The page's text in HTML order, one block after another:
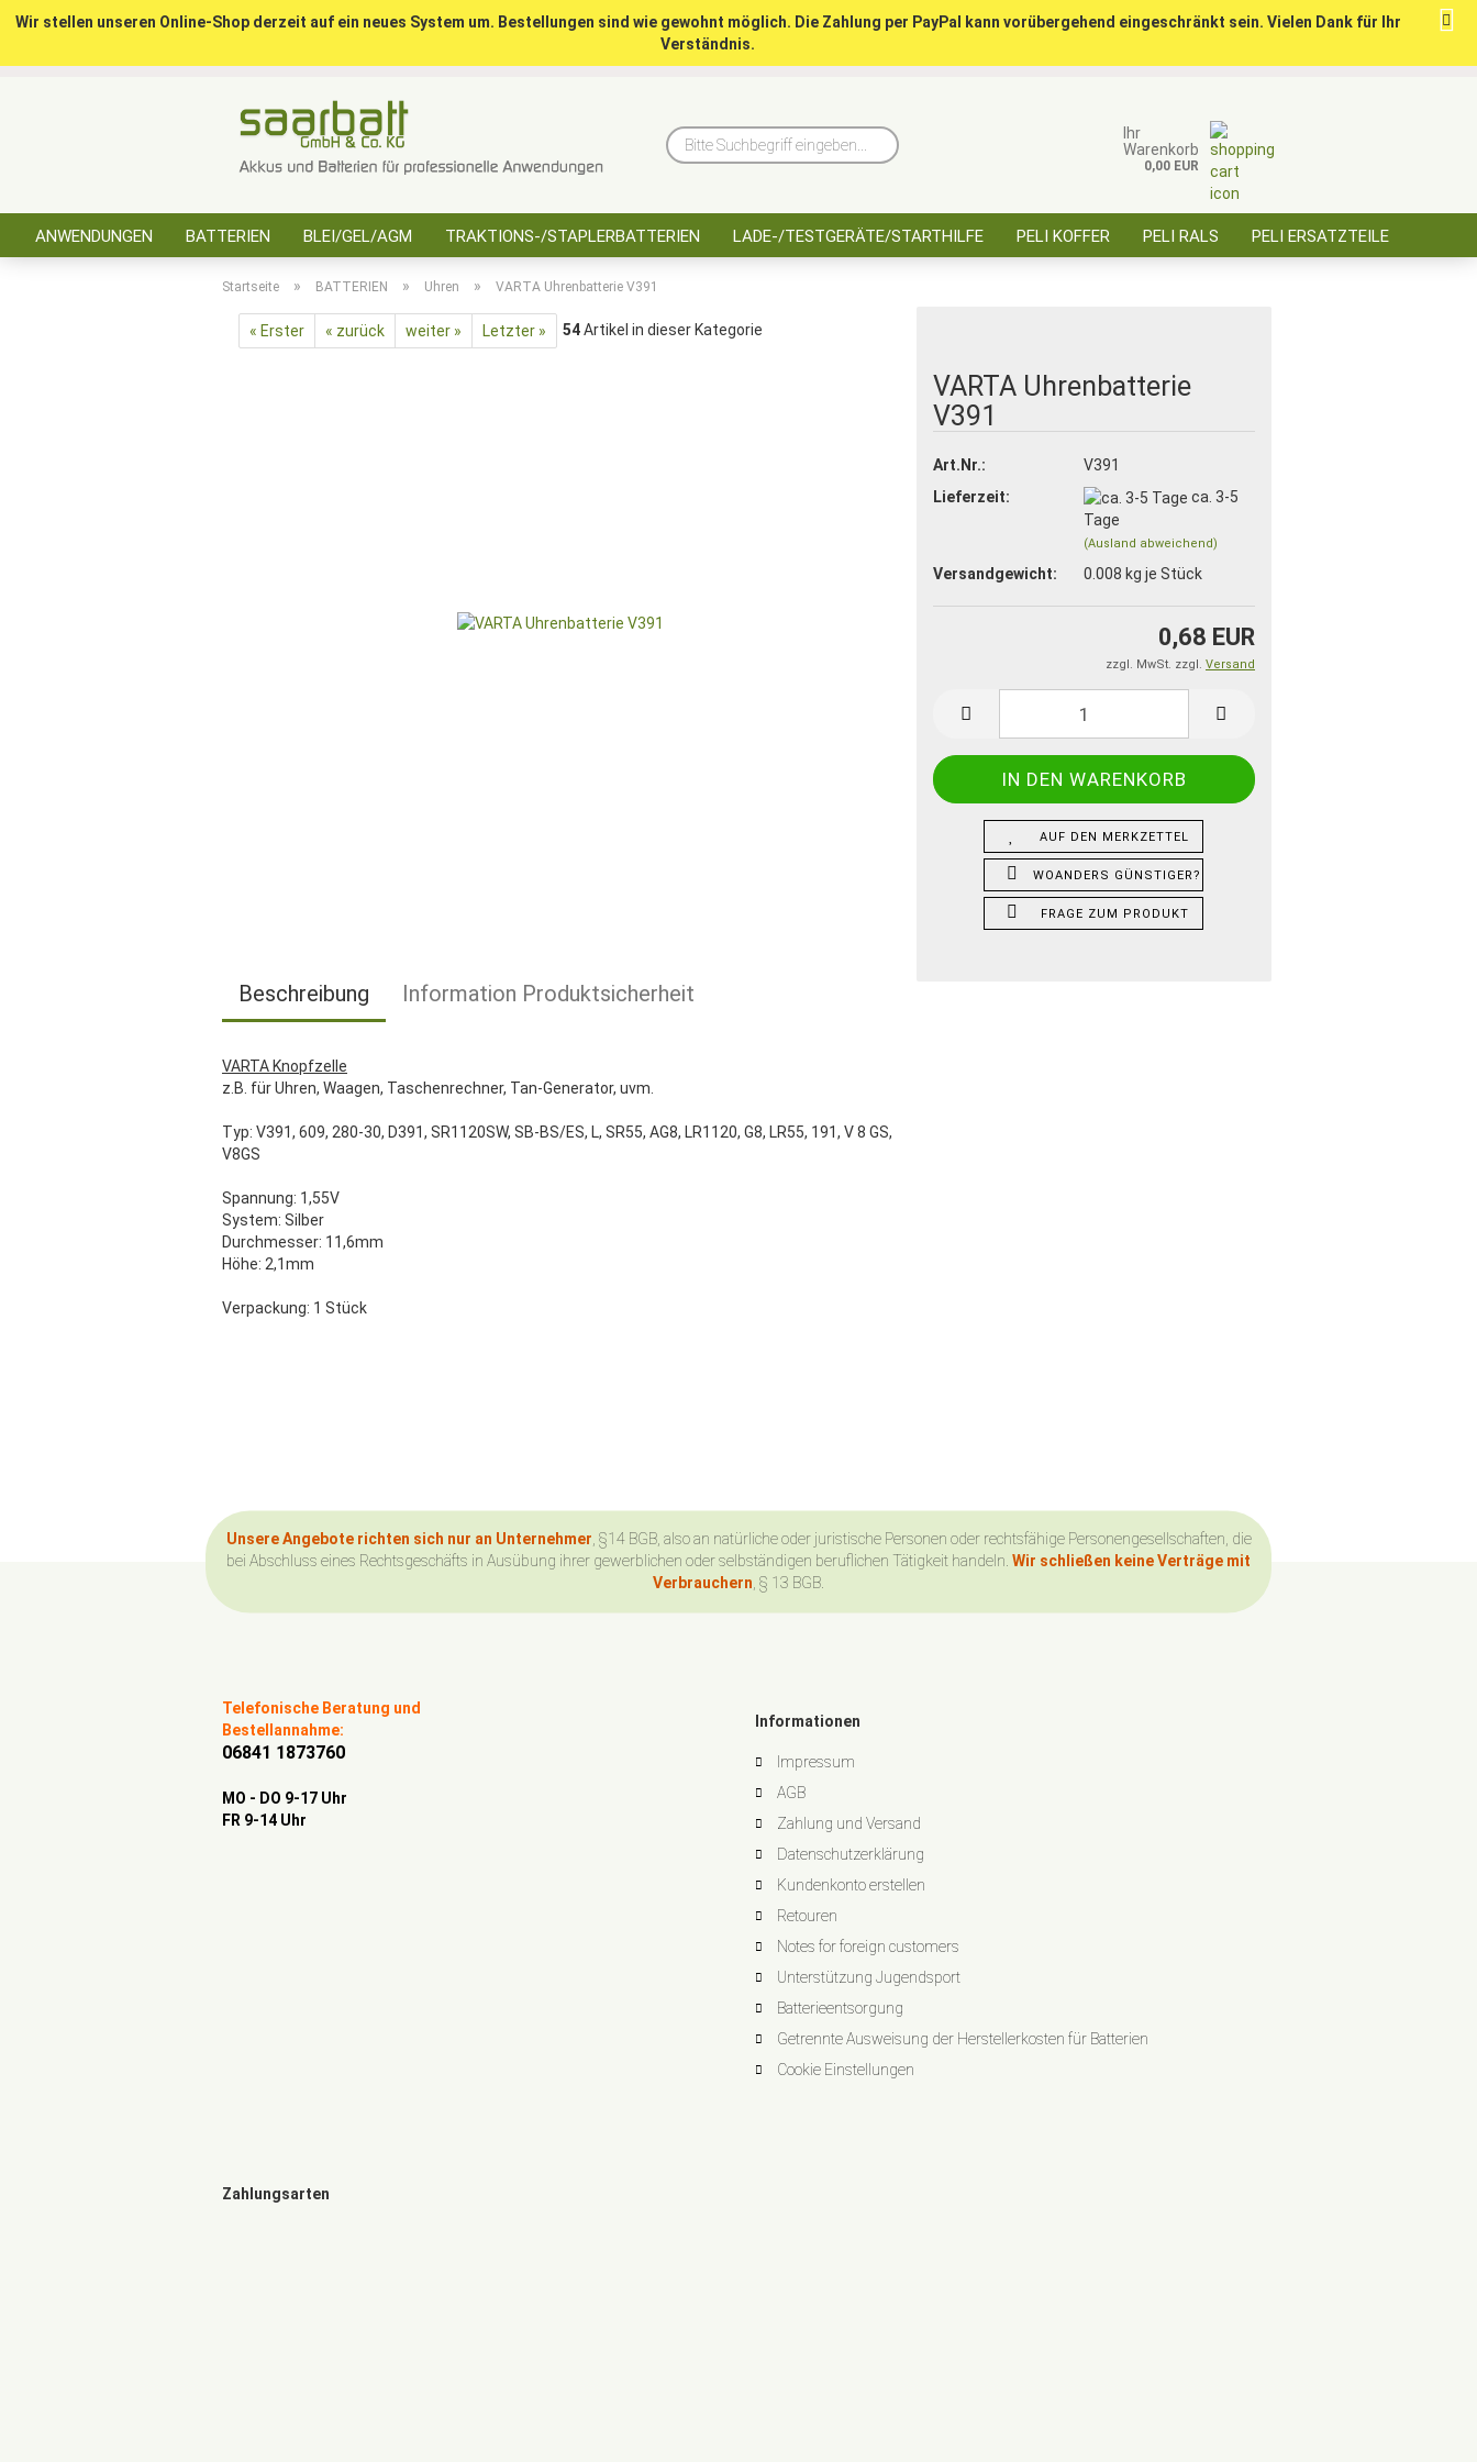
Passwort
Passwort vergessen?
Bitte
Ihr
Warenkorb
0,00 EUR
Wir stellen unseren Online-Shop derzeit auf ein neues System um. Bestellungen sind wie gewohnt möglich. Die Zahlung per PayPal kann vorübergehend eingeschränkt sein. Vielen Dank für Ihr
Verständnis.
ANWENDUNGEN BATTERIEN BLEI/GEL/AGM TRAKTIONS-/STAPLERBATTERIEN LADE-/TESTGERÄTE/STARTHILFE PELI KOFFER PELI RALS PELI ERSATZTEILE
Startseite » BATTERIEN » Uhren » VARTA Uhrenbatterie V391
« Erster « zurück weiter » Letzter » 54Artikel in dieser Kategorie
VARTA Uhrenbatterie
V391
Art.Nr.:
V391
Lieferzeit:
ca. 3-5
Tage
(Ausland abweichend)
Versandgewicht: 0.008 kg je Stück
0,68 EUR
zzgl. MwSt. zzgl. Versand
AUF DEN MERKZETTEL
WOANDERS GÜNSTIGER?
FRAGE ZUM PRODUKT
Beschreibung Information Produktsicherheit
VARTA Knopfzelle
z.B. für Uhren, Waagen, Taschenrechner, Tan-Generator, uvm.
Typ: V391, 609, 280-30, D391, SR1120SW, SB-BS/ES, L, SR55, AG8, LR1120, G8, LR55, 191, V 8 GS,
V8GS
Spannung: 1,55V
System: Silber
Durchmesser: 11,6mm
Höhe: 2,1mm
Verpackung: 1 Stück
Unsere Angebote richten sich nur an Unternehmer , §14 BGB, also an natürliche oder juristische Personen oder rechtsfähige Personengesellschaften, die
bei Abschluss eines Rechtsgeschäfts in Ausübung ihrer gewerblichen oder selbständigen beruflichen Tätigkeit handeln. Wir schließen keine Verträge mit
Verbrauchern , § 13 BGB.
Telefonische Beratung und
Bestellannahme:
06841 1873760
MO - DO 9-17 Uhr
FR 9-14 Uhr
Informationen
Impressum
AGB
Zahlung und Versand
Datenschutzerklärung
Kundenkonto erstellen
Retouren
Notes for foreign customers
Unterstützung Jugendsport
Batterieentsorgung
Getrennte Ausweisung der Herstellerkosten für Batterien
Cookie Einstellungen
Zahlungsarten